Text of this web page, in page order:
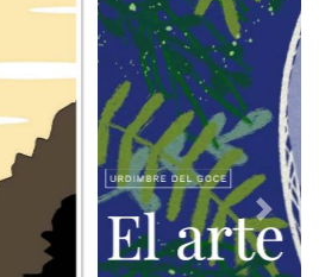
Next